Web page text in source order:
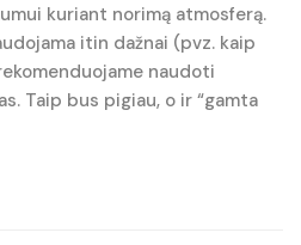
kuriant norimą atmosferą.
itin dažnai (pvz. kaip
naudoti
Taip bus pigiau, o ir “gamta